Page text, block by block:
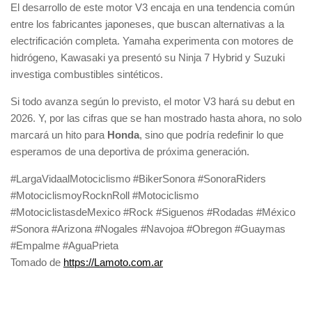
El desarrollo de este motor V3 encaja en una tendencia común
entre los fabricantes japoneses, que buscan alternativas a la
electrificación completa. Yamaha experimenta con motores de
hidrógeno, Kawasaki ya presentó su Ninja 7 Hybrid y Suzuki
investiga combustibles sintéticos.
Si todo avanza según lo previsto, el motor V3 hará su debut en
2026. Y, por las cifras que se han mostrado hasta ahora, no solo
marcará un hito para Honda, sino que podría redefinir lo que
esperamos de una deportiva de próxima generación.
#LargaVidaalMotociclismo #BikerSonora #SonoraRiders
#MotociclismoyRocknRoll #Motociclismo
#MotociclistasdeMexico #Rock #Siguenos #Rodadas #México
#Sonora #Arizona #Nogales #Navojoa #Obregon #Guaymas
#Empalme #AguaPrieta
Tomado de https://Lamoto.com.ar